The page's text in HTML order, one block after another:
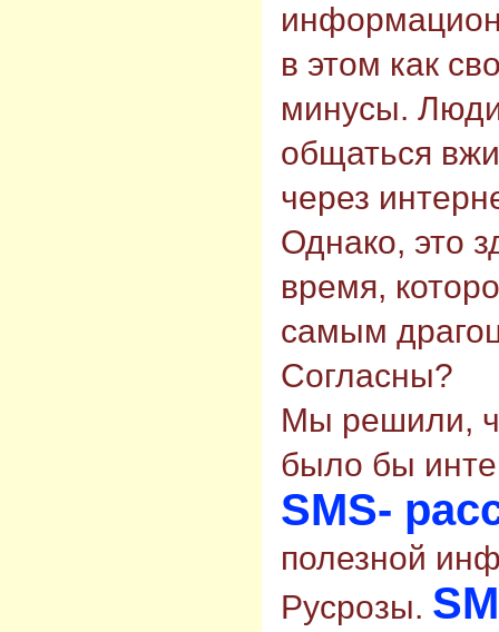
в этом как
минусы.
общаться
через
Однако, это
время,
самым
Согласны?
Мы решили,
было бы
SMS-
полезной
Русрозы.